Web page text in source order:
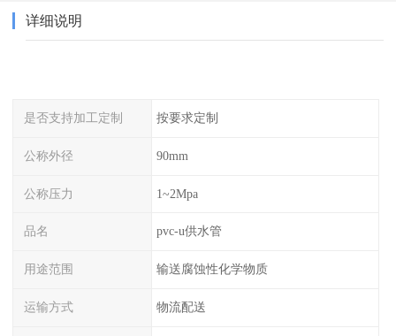
详细说明
是否支持加工定制 按要求定制
公称外径 90mm
公称压力 1~2Mpa
品名 pvc-u供水管
用途范围 输送腐蚀性化学物质
运输方式 物流配送